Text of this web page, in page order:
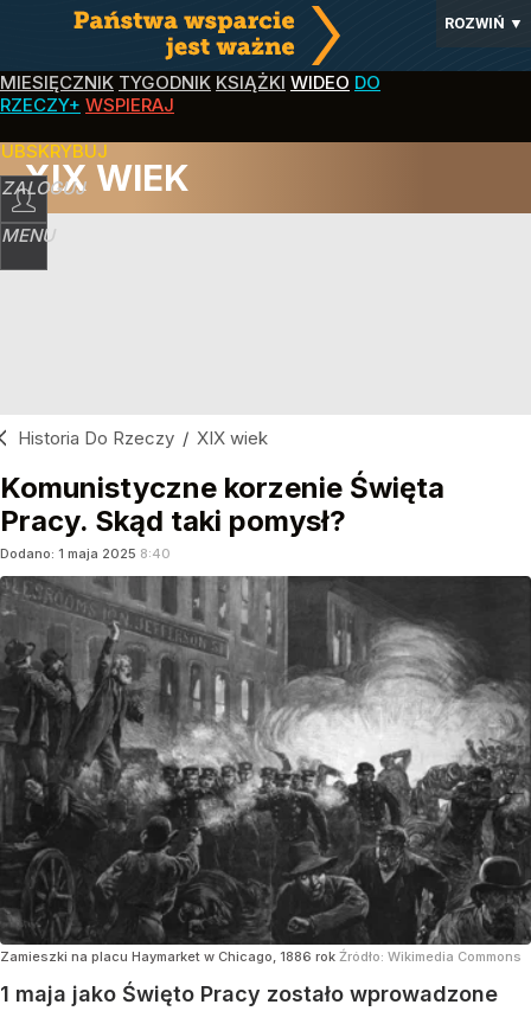
ROZWIŃ ▼
MIESIĘCZNIK TYGODNIK KSIĄŻKI WIDEO DO
RZECZY+ WSPIERAJ
ZALOGUJ
MENU
XIX WIEK
Historia Do Rzeczy / XIX wiek
Komunistyczne korzenie Święta
Pracy. Skąd taki pomysł?
Dodano: 1 maja 2025 8:40
Zamieszki na placu Haymarket w Chicago, 1886 rok Źródło: Wikimedia Commons
1 maja jako Święto Pracy zostało wprowadzone